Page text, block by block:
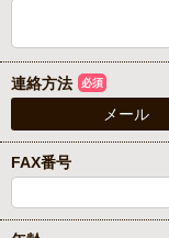
連絡方法 必須
メール
FAX番号